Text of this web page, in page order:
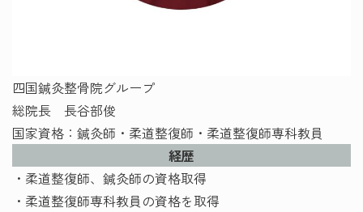
四国鍼灸整骨院グループ
総院長 長谷部俊
国家資格：鍼灸師・柔道整復師・柔道整復師専科教員
経歴
・柔道整復師、鍼灸師の資格取得
・柔道整復師専科教員の資格を取得